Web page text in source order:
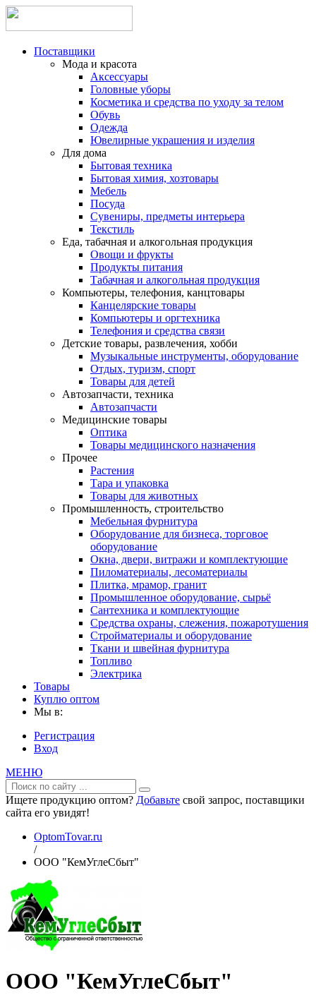
Поставщики
Мода и красота
Аксессуары
Головные уборы
Косметика и средства по уходу за телом
Обувь
Одежда
Ювелирные украшения и изделия
Для дома
Бытовая техника
Бытовая химия, хозтовары
Мебель
Посуда
Сувениры, предметы интерьера
Текстиль
Еда, табачная и алкогольная продукция
Овощи и фрукты
Продукты питания
Табачная и алкогольная продукция
Компьютеры, телефония, канцтовары
Канцелярские товары
Компьютеры и оргтехника
Телефония и средства связи
Детские товары, развлечения, хобби
Музыкальные инструменты, оборудование
Отдых, туризм, спорт
Товары для детей
Автозапчасти, техника
Автозапчасти
Медицинские товары
Оптика
Товары медицинского назначения
Прочее
Растения
Тара и упаковка
Товары для животных
Промышленность, строительство
Мебельная фурнитура
Оборудование для бизнеса, торговое
оборудование
Окна, двери, витражи и комплектующие
Пиломатериалы, лесоматериалы
Плитка, мрамор, гранит
Промышленное оборудование, сырьё
Сантехника и комплектующие
Средства охраны, слежения, пожаротушения
Стройматериалы и оборудование
Ткани и швейная фурнитура
Топливо
Электрика
Товары
Куплю оптом
Мы в:
Регистрация
Вход
МЕНЮ
Ищете продукцию оптом? Добавьте свой запрос, поставщики
сайта его увидят!
OptomTovar.ru
/
ООО "КемУглеСбыт"
ООО "КемУглеСбыт"